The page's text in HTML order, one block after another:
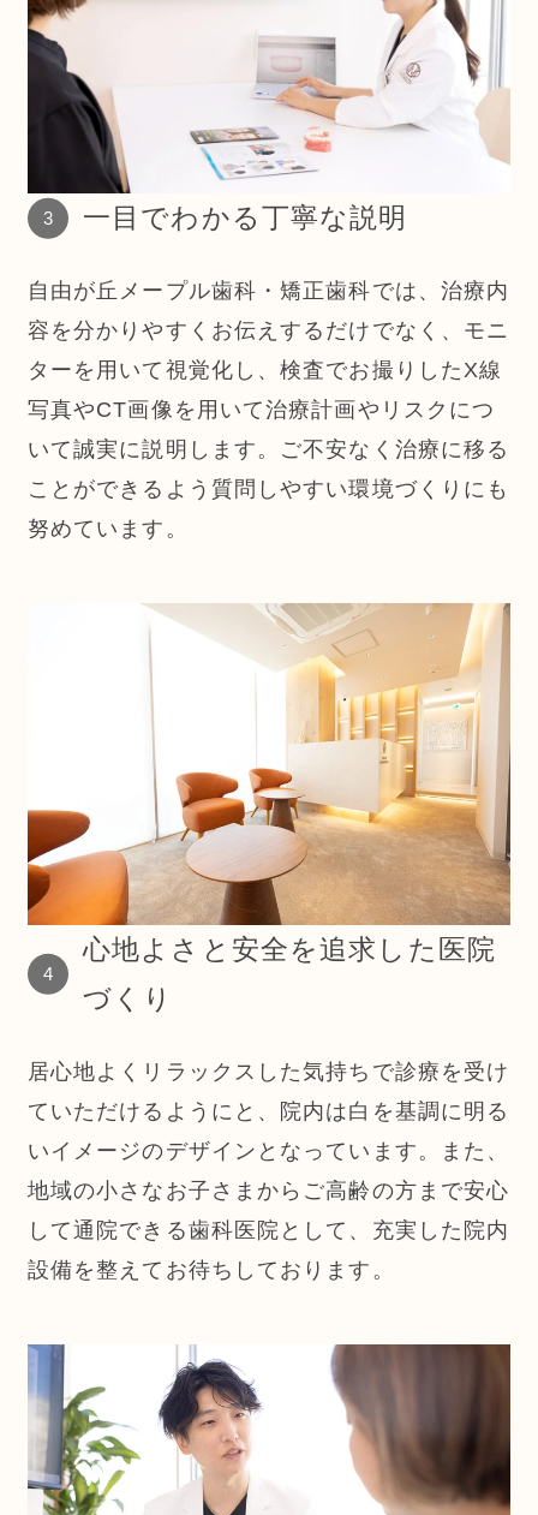
一目でわかる丁寧な説明
自由が丘メープル歯科・矯正歯科では、治療内
容を分かりやすくお伝えするだけでなく、モニ
ターを用いて視覚化し、検査でお撮りしたX線
写真やCT画像を用いて治療計画やリスクにつ
いて誠実に説明します。ご不安なく治療に移る
ことができるよう質問しやすい環境づくりにも
努めています。
心地よさと安全を追求した医院
づくり
居心地よくリラックスした気持ちで診療を受け
ていただけるようにと、院内は白を基調に明る
いイメージのデザインとなっています。また、
地域の小さなお子さまからご高齢の方まで安心
して通院できる歯科医院として、充実した院内
設備を整えてお待ちしております。